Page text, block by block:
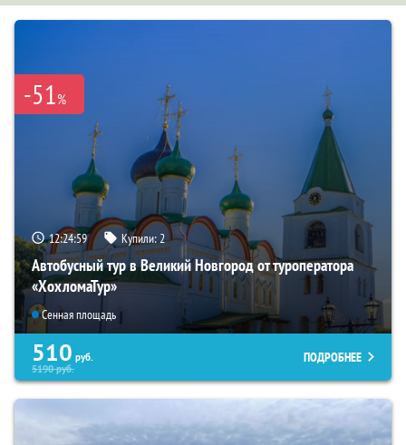
-51%
12:24:57 Купили:2
Автобусный тур в Великий Новгород от туроператора
«ХохломаТур»
Сенная площадь
510 руб.
5190руб.
ПОДРОБНЕЕ